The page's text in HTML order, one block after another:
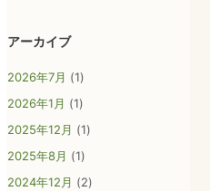
アーカイブ
2026年7月 (1)
2026年1月 (1)
2025年12月 (1)
2025年8月 (1)
2024年12月 (2)